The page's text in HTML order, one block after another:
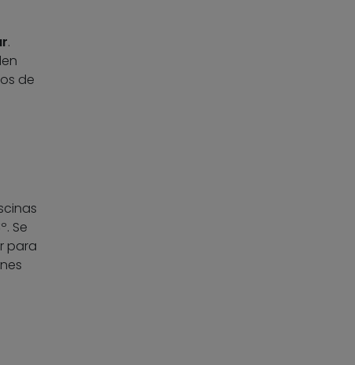
.
de
Se
para